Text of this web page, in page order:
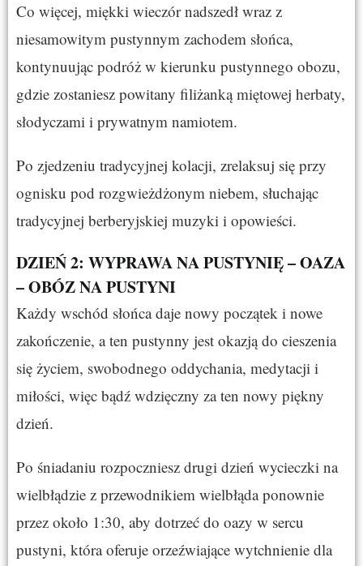
Co więcej, miękki wieczór nadszedł wraz z
niesamowitym pustynnym zachodem słońca,
kontynuując podróż w kierunku pustynnego obozu,
gdzie zostaniesz powitany filiżanką miętowej herbaty,
słodyczami i prywatnym namiotem.
Po zjedzeniu tradycyjnej kolacji, zrelaksuj się przy
ognisku pod rozgwieżdżonym niebem, słuchając
tradycyjnej berberyjskiej muzyki i opowieści.
DZIEŃ 2: WYPRAWA NA PUSTYNIĘ – OAZA
– OBÓZ NA PUSTYNI
Każdy wschód słońca daje nowy początek i nowe
zakończenie, a ten pustynny jest okazją do cieszenia
się życiem, swobodnego oddychania, medytacji i
miłości, więc bądź wdzięczny za ten nowy piękny
dzień.
Po śniadaniu rozpoczniesz drugi dzień wycieczki na
wielbłądzie z przewodnikiem wielbłąda ponownie
przez około 1:30, aby dotrzeć do oazy w sercu
pustyni, która oferuje orzeźwiające wytchnienie dla